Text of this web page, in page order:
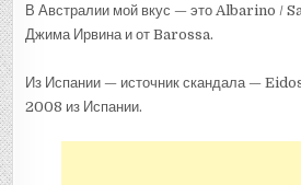
В Австралии мой вкус — это Albarino /
Джима Ирвина и от Barossa.
Из Испании — источник скандала —
2008 из Испании.